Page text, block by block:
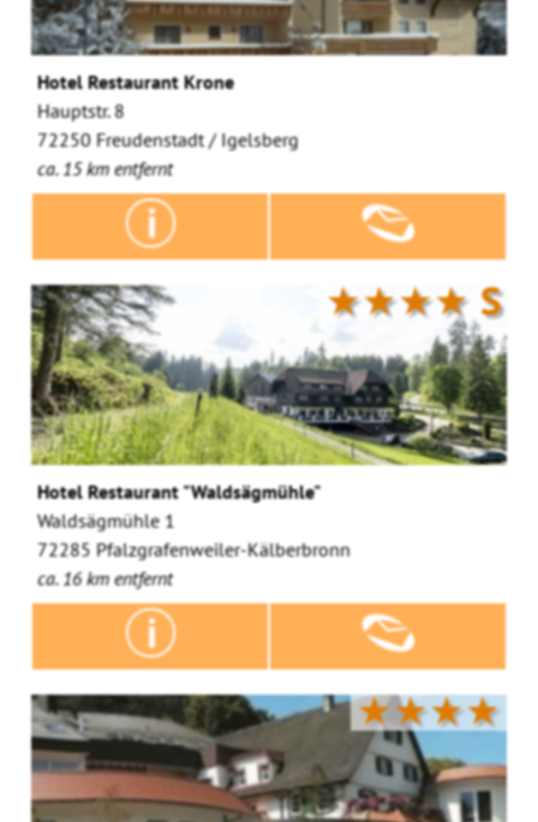
Hotel Restaurant Krone
Hauptstr. 8
72250 Freudenstadt / Igelsberg
ca. 15 km entfernt
★★★★ S
Hotel Restaurant "Waldsägmühle"
Waldsägmühle 1
72285 Pfalzgrafenweiler-Kälberbronn
ca. 16 km entfernt
★★★★